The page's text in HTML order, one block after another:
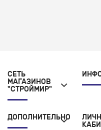
СЕТЬ
МАГАЗИНОВ
"СТРОЙМИР"
ДОПОЛНИТЕЛЬНО